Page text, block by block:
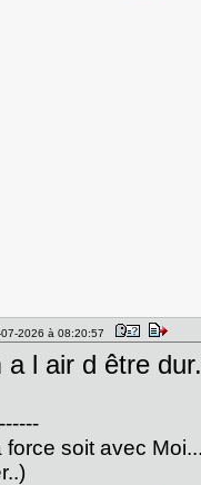
2026 à 08:20:57
a l air d être
force soit avec